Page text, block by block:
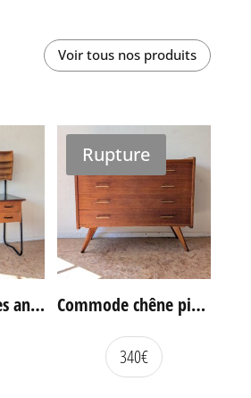
Voir tous nos produits
Bureau hêtre des années 60
Rupture
Commode chêne pieds compas vintage
340€